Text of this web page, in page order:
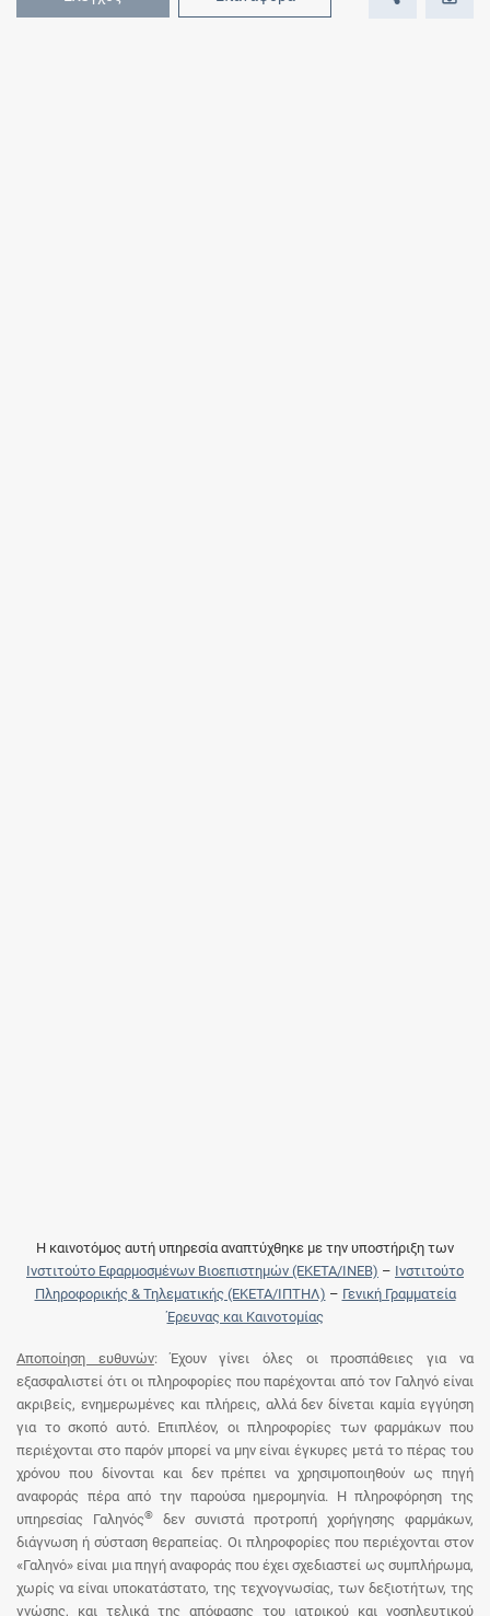
Η καινοτόμος αυτή υπηρεσία αναπτύχθηκε με την υποστήριξη των
Ινστιτούτο Εφαρμοσμένων Βιοεπιστημών (ΕΚΕΤΑ/ΙΝΕΒ) – Ινστιτούτο
Πληροφορικής & Τηλεματικής (ΕΚΕΤΑ/ΙΠΤΗΛ) – Γενική Γραμματεία
Έρευνας και Καινοτομίας
Αποποίηση ευθυνών: Έχουν γίνει όλες οι προσπάθειες για να
εξασφαλιστεί ότι οι πληροφορίες που παρέχονται από τον Γαληνό είναι
ακριβείς, ενημερωμένες και πλήρεις, αλλά δεν δίνεται καμία εγγύηση
για το σκοπό αυτό. Επιπλέον, οι πληροφορίες των φαρμάκων που
περιέχονται στο παρόν μπορεί να μην είναι έγκυρες μετά το πέρας του
χρόνου που δίνονται και δεν πρέπει να χρησιμοποιηθούν ως πηγή
αναφοράς πέρα από την παρούσα ημερομηνία. Η πληροφόρηση της
υπηρεσίας Γαληνός®
δεν συνιστά προτροπή χορήγησης φαρμάκων,
διάγνωση ή σύσταση θεραπείας. Οι πληροφορίες που περιέχονται στον
«Γαληνό» είναι μια πηγή αναφοράς που έχει σχεδιαστεί ως συμπλήρωμα,
χωρίς να είναι υποκατάστατο, της τεχνογνωσίας, των δεξιοτήτων, της
γνώσης, και τελικά της απόφασης του ιατρικού και νοσηλευτικού